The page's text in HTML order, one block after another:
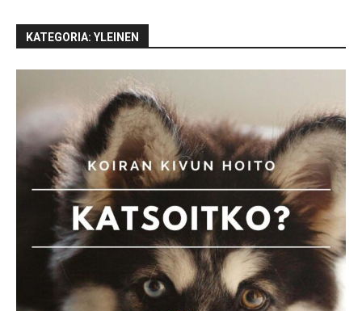
KATEGORIA: YLEINEN